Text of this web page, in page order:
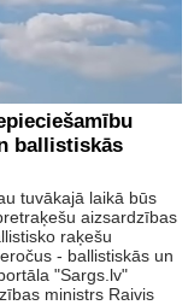
ballistiskās
tuvākajā laikā būs
aizsardzības
raķešu
- ballistiskās un
"Sargs.lv"
ministrs Raivis